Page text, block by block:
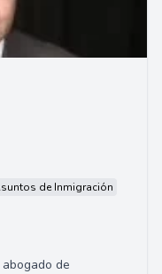
de Inmigración
de